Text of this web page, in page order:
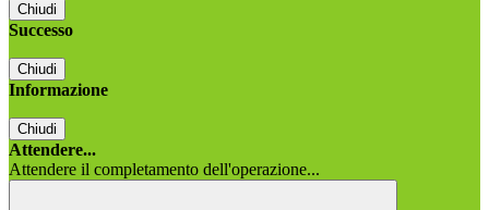
Chiudi
Successo
Chiudi
Informazione
Chiudi
Attendere...
Attendere il completamento dell'operazione...